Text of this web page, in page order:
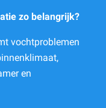
zo belangrijk?
vochtproblemen
en